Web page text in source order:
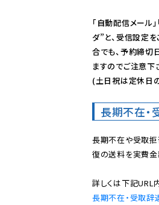
「自動配信メール
ダ”と、受信設定
合でも、予約締切
ますのでご注意下
(土日祝は定休日
長期不在・
長期不在や受取
復の送料を実費金
長期不在・受取辞